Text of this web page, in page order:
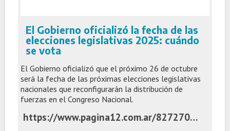
El Gobierno oficializó la fecha de las
elecciones legislativas 2025: cuándo
se vota
El Gobierno oficializó que el próximo 26 de octubre
será la fecha de las próximas elecciones legislativas
nacionales que reconfigurarán la distribución de
fuerzas en el Congreso Nacional.
https://www.pagina12.com.ar/827270-el-gobierno-oficializo-la-fecha-de-las-elecciones-legislativ